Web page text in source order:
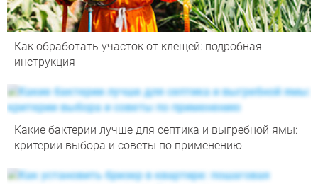
Как обработать участок от клещей: подробная
инструкция
Какие бактерии лучше для септика и выгребной ямы:
критерии выбора и советы по применению